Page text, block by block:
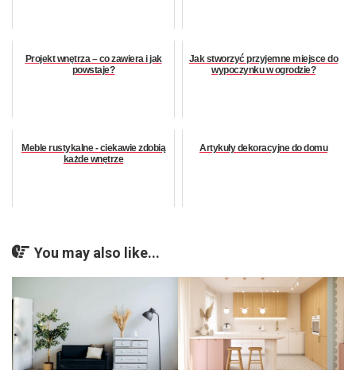
Projekt wnętrza – co zawiera i jak
powstaje?
Jak stworzyć przyjemne miejsce do
wypoczynku w ogrodzie?
Meble rustykalne - ciekawie zdobią
każde wnętrze
Artykuły dekoracyjne do domu
You may also like...